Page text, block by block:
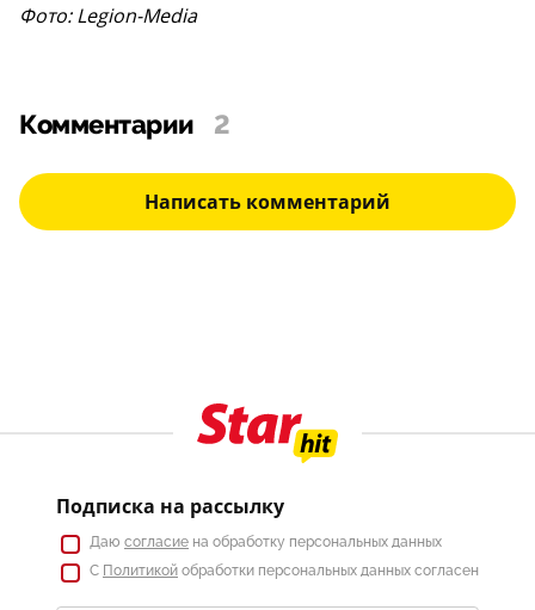
Фото: Legion-Media
Комментарии 2
Написать комментарий
Подписка на рассылку
Даю согласие на обработку персональных данных
С Политикой обработки персональных данных согласен